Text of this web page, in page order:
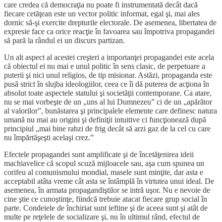
care credea că democraţia nu poate fi instrumentată decât dacă
fiecare cetăţean este un vector politic informat, egal şi, mai ales
dornic să-şi exercite drepturile electorale. De asemenea, libertatea de
expresie face ca orice reacţie în favoarea sau împotriva propagandei
să pară la rândul ei un discurs partizan.
Un alt aspect al acestei creşteri a importanţei propagandei este acela
că obiectul ei nu mai e unul politic în sens clasic, de perpetuare a
puterii şi nici unul religios, de tip misionar. Astăzi, propaganda este
pusă strict în slujba ideologiilor, ceea ce îi dă puterea de acţiona în
absolut toate aspectele statului şi societăţii contemporane. Ca atare,
nu se mai vorbeşte de un „uns al lui Dumnezeu” ci de un „apărător
al valorilor”, bunăstarea şi principalele elemente care definesc natura
umană nu mai au origini şi definiţii intuitive ci funcţionează după
principiul „mai bine rabzi de frig decât să arzi gaz de la cel cu care
nu împărtăşeşti acelaşi crez.”
Efectele propagandei sunt amplificate şi de încetăţenirea ideii
machiavelice că scopul scuză mijloacele sau, aşa cum spunea un
corifeu al comunismului mondial, masele sunt minţite, dar asta e
acceptabil atâta vreme cât asta se întâmplă în virtutea unui ideal. De
asemenea, în armata propagandiştilor se intră uşor. Nu e nevoie de
cine ştie ce cunoştinţe, fiindcă trebuie atacat fiecare grup social în
parte. Condeiele de închiriat sunt ieftine şi de aceea sunt şi atât de
multe pe reţelele de socializare şi, nu în ultimul rând, efectul de